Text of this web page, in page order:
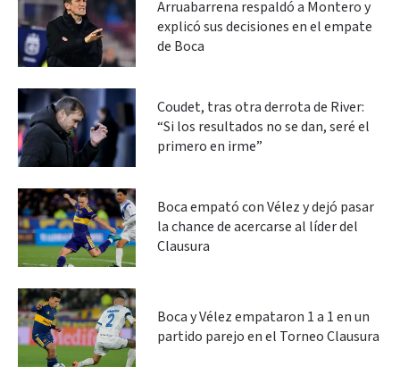
Arruabarrena respaldó a Montero y
explicó sus decisiones en el empate
de Boca
Coudet, tras otra derrota de River:
“Si los resultados no se dan, seré el
primero en irme”
Boca empató con Vélez y dejó pasar
la chance de acercarse al líder del
Clausura
Boca y Vélez empataron 1 a 1 en un
partido parejo en el Torneo Clausura